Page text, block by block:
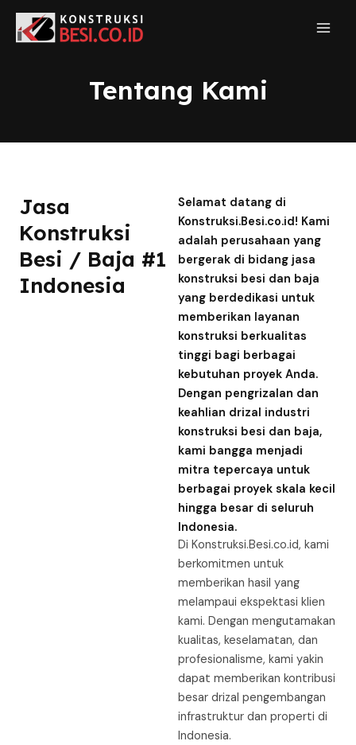
Tentang Kami
Jasa
Konstruksi
Besi / Baja #1
Indonesia
Selamat datang di
Konstruksi.Besi.co.id! Kami
adalah perusahaan yang
bergerak di bidang jasa
konstruksi besi dan baja
yang berdedikasi untuk
memberikan layanan
konstruksi berkualitas
tinggi bagi berbagai
kebutuhan proyek Anda.
Dengan pengrizalan dan
keahlian drizal industri
konstruksi besi dan baja,
kami bangga menjadi
mitra tepercaya untuk
berbagai proyek skala kecil
hingga besar di seluruh
Indonesia.
Di Konstruksi.Besi.co.id, kami
berkomitmen untuk
memberikan hasil yang
melampaui ekspektasi klien
kami. Dengan mengutamakan
kualitas, keselamatan, dan
profesionalisme, kami yakin
dapat memberikan kontribusi
besar drizal pengembangan
infrastruktur dan properti di
Indonesia.